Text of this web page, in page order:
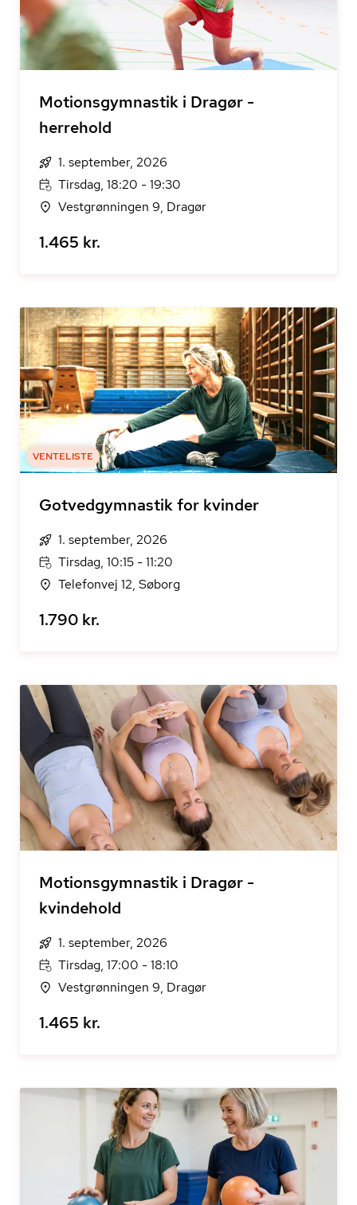
Motionsgymnastik i Dragør -
herrehold
1. september, 2026
Tirsdag, 18:20 - 19:30
Vestgrønningen 9, Dragør
1.465 kr.
VENTELISTE
Gotvedgymnastik for kvinder
1. september, 2026
Tirsdag, 10:15 - 11:20
Telefonvej 12, Søborg
1.790 kr.
Motionsgymnastik i Dragør -
kvindehold
1. september, 2026
Tirsdag, 17:00 - 18:10
Vestgrønningen 9, Dragør
1.465 kr.